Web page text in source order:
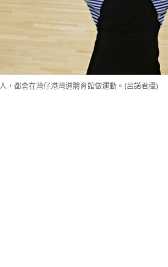
，都會在灣仔港灣道體育館做運動。(呂諾君攝)